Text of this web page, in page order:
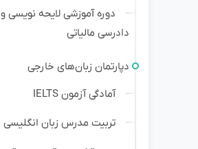
دوره آموزشی لایحه نویسی و
دادرسی مالیاتی
دپارتمان زبان‌های خارجی
آمادگی آزمون IELTS
تربیت مدرس زبان انگلیسی